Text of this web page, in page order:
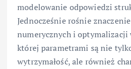
modelowanie odpowiedzi
Jednocześnie rośnie
numerycznych i
której parametrami są nie
wytrzymałość, ale również